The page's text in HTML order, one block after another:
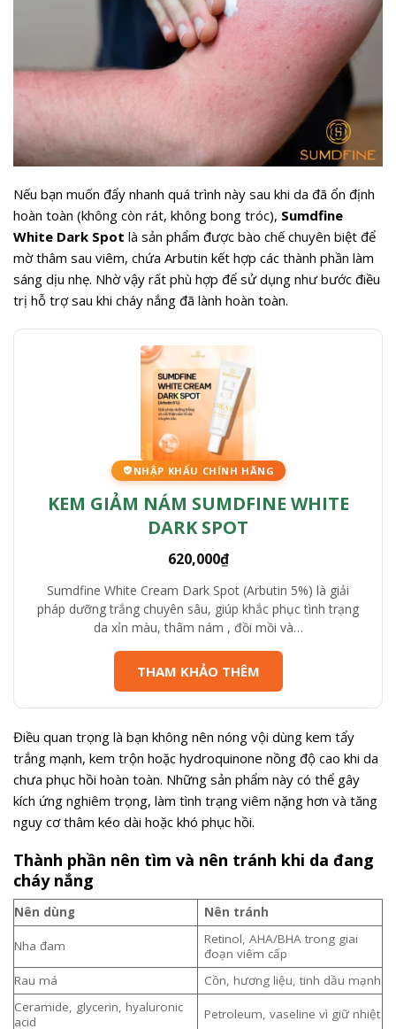
Nếu bạn muốn đẩy nhanh quá trình này sau khi da đã ổn định
hoàn toàn (không còn rát, không bong tróc), Sumdfine
White Dark Spot là sản phẩm được bào chế chuyên biệt để
mờ thâm sau viêm, chứa Arbutin kết hợp các thành phần làm
sáng dịu nhẹ. Nhờ vậy rất phù hợp để sử dụng như bước điều
trị hỗ trợ sau khi cháy nắng đã lành hoàn toàn.
NHẬP KHẨU CHÍNH HÃNG
KEM GIẢM NÁM SUMDFINE WHITE
DARK SPOT
620,000₫
Sumdfine White Cream Dark Spot (Arbutin 5%) là giải
pháp dưỡng trắng chuyên sâu, giúp khắc phục tình trạng
da xỉn màu, thâm nám , đồi mồi và…
THAM KHẢO THÊM
Điều quan trọng là bạn không nên nóng vội dùng kem tẩy
trắng mạnh, kem trộn hoặc hydroquinone nồng độ cao khi da
chưa phục hồi hoàn toàn. Những sản phẩm này có thể gây
kích ứng nghiêm trọng, làm tình trạng viêm nặng hơn và tăng
nguy cơ thâm kéo dài hoặc khó phục hồi.
Thành phần nên tìm và nên tránh khi da đang
cháy nắng
Nên dùng Nên tránh
Nha đam
Retinol, AHA/BHA trong giai
đoạn viêm cấp
Rau má
Cồn, hương liệu, tinh dầu mạnh
Ceramide, glycerin, hyaluronic
acid
Petroleum, vaseline vì giữ nhiệt